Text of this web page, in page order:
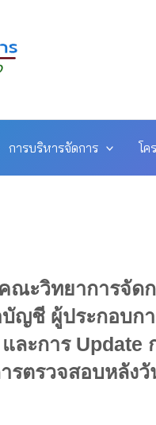
การบริหารจัดการ โค
ะวิทยาการจัด
ชี ผู้ประกอบกา
และการ
รตรวจสอบหลัง